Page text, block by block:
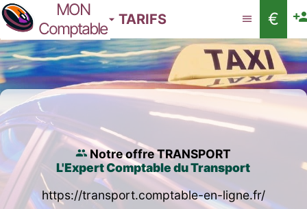
MON
Comptable
TARIFS €
Notre offre TRANSPORT
L'Expert Comptable du Transport
https://transport.comptable-en-ligne.fr/